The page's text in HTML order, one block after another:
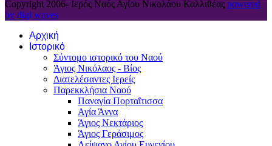
Copyright 2006- Ιερός Ναός Αγίου Νικολάου Καλλιθέας powered
by digi waves
Αρχική
Ιστορικό
Σύντομο ιστορικό του Ναού
Άγιος Νικόλαος - Βίος
Διατελέσαντες Ιερείς
Παρεκκλήσια Ναού
Παναγία Πορταΐτισσα
Αγία Άννα
Άγιος Νεκτάριος
Άγιος Γεράσιμος